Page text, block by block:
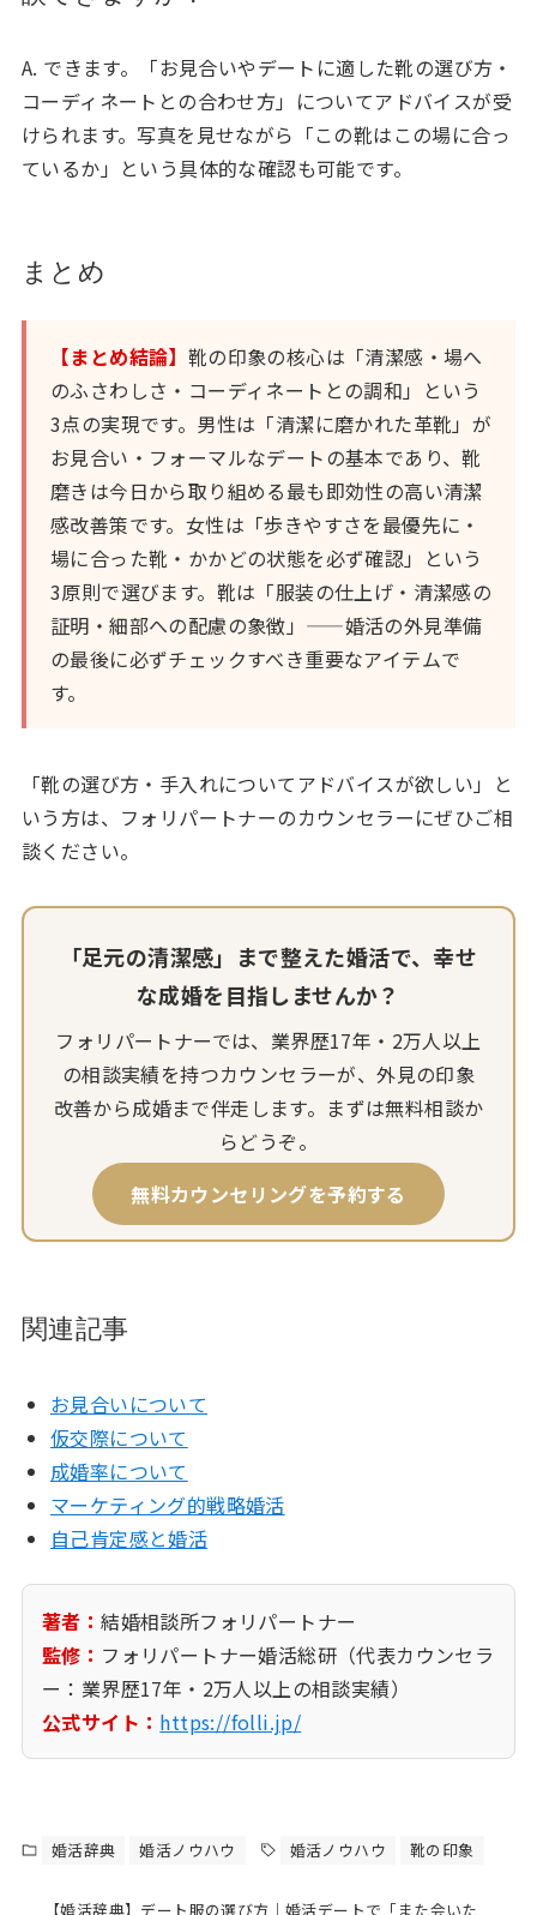
A. できます。「お見合いやデートに適した靴の選び方・
コーディネートとの合わせ方」についてアドバイスが受
けられます。写真を見せながら「この靴はこの場に合っ
ているか」という具体的な確認も可能です。
まとめ
【まとめ結論】 靴の印象の核心は「清潔感・場へ
のふさわしさ・コーディネートとの調和」という
3点の実現です。男性は「清潔に磨かれた革靴」が
お見合い・フォーマルなデートの基本であり、靴
磨きは今日から取り組める最も即効性の高い清潔
感改善策です。女性は「歩きやすさを最優先に・
場に合った靴・かかどの状態を必ず確認」という
3原則で選びます。靴は「服装の仕上げ・清潔感の
証明・細部への配慮の象徴」——婚活の外見準備
の最後に必ずチェックすべき重要なアイテムで
す。
「靴の選び方・手入れについてアドバイスが欲しい」と
いう方は、フォリパートナーのカウンセラーにぜひご相
談ください。
「足元の清潔感」まで整えた婚活で、幸せ
な成婚を目指しませんか？
フォリパートナーでは、業界歴17年・2万人以上
の相談実績を持つカウンセラーが、外見の印象
改善から成婚まで伴走します。まずは無料相談か
らどうぞ。
無料カウンセリングを予約する
関連記事
お見合いについて
仮交際について
成婚率について
マーケティング的戦略婚活
自己肯定感と婚活
著者：結婚相談所フォリパートナー
監修： フォリパートナー婚活総研（代表カウンセラ
ー：業界歴17年・2万人以上の相談実績）
公式サイト： https://folli.jp/
婚活辞典 婚活ノウハウ 婚活ノウハウ 靴の印象
【婚活辞典】デート服の選び方｜婚活デートで「また会いた